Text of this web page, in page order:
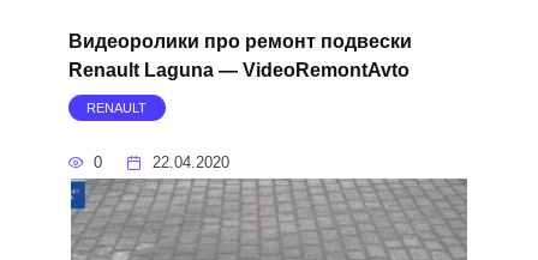
Видеоролики про ремонт подвески
Renault Laguna — VideoRemontAvto
RENAULT
0 22.04.2020